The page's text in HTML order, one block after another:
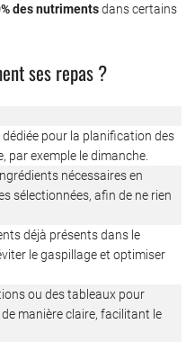
des nutrimentsdans certains
ses repas ?
dédiée pour la planification des
par exemple le dimanche.
nécessaires en
sélectionnées, afin de ne rien
déjà présents dans le
le gaspillage et optimiser
ou des tableaux pour
manière claire, facilitant le